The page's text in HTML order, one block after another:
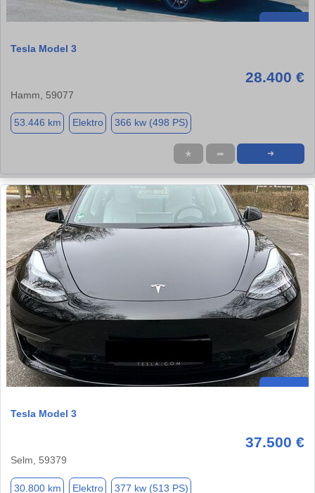
Tesla Model 3
28.400 €
Hamm, 59077
53.446 km Elektro 366 kw (498 PS)
★ ➦ ➜
Tesla Model 3
37.500 €
Selm, 59379
30.800 km Elektro 377 kw (513 PS)